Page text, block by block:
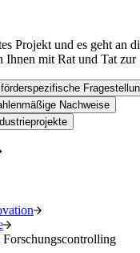
Projekt und es geht an
mit Rat und Tat zur
Nachweise